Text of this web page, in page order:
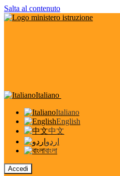
Salta al contenuto
Italiano
Italiano
English
中文
اردو
বাংলা
Accedi